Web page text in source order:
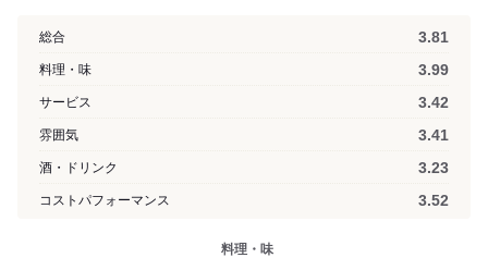
総合 3.81
料理・味 3.99
サービス 3.42
雰囲気 3.41
酒・ドリンク 3.23
コストパフォーマンス 3.52
料理・味